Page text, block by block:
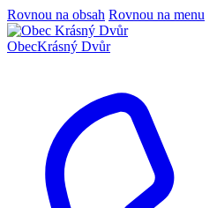
Rovnou na obsah Rovnou na menu
ObecKrásný Dvůr